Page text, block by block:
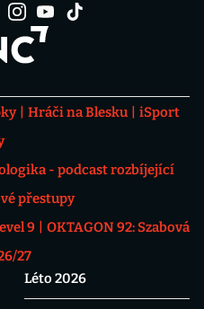
Hráči na Blesku
iSport
- podcast rozbíjející
přestupy
9
OKTAGON 92: Szabová
27
Léto 2026